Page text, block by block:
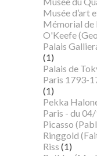
Musée d’art
Mémorial de
O'Keefe
Palais
(1)
Palais de
Paris 1793-
(1)
Pekka
Paris - du
Picasso
Ringgold
Riss (1)